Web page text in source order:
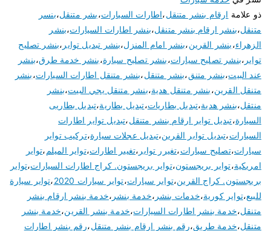
ذو علامة ارقام بنشر متنقل،اطارات السيارات،بشر متنقل،بنسر
متنقل،بنشر ارقام بنشر متنقل،بنشر اطارات السيارات،بنشر
الزهراء،بنشر القرين،بنشر امام المنزل،بنشر تبديل تواير ،بنشر تصليح
تواير ،بنشر تصليح سيارات،بنشر تصليح سيارة،بنشر خدمة طرق،بنشر
عند البيت،بنشر متنق،بنشر متنقل،بنشر متنقل اطارات السيارات،بنشر
متنقل القرين،بنشر متنقل هدية،بنشر متنقل يجي البيت،بنشر
منتقل،بنشر هدية،تبديل بطاريات،تبديل بطارية،تبديل بطاريى
السيارة،تبديل تواير ارقام بنشر متنقل،تبديل تواير اطارات
السيارات،تبديل تواير القرين،تبديل عجلات سيارة،تركيب تواير
سيارات،تصليح سيارات،تغيرر تواير ،تغيير اطارات،تواير الميلم ،تواير
امريكية،تواير بريجستون،تواير بريجستون. كراج اطارات السيارات،تواير
بريجستون. كراج القرين،تواير سيارات،تواير سيارات 2020 ،تواير سيارة
للبيع،تواير كورية،خدمات بنشر ،خدمة بنشر ،خدمة بنشر ارقام بنشر
متنقل،خدمة بنشر اطارات السيارات،خدمة بنشر القرين،خدمة بنشر
متنقل،خدمة طريق،رقم بنشر ارقام بنشر متنقل،رقم بنشر اطارات